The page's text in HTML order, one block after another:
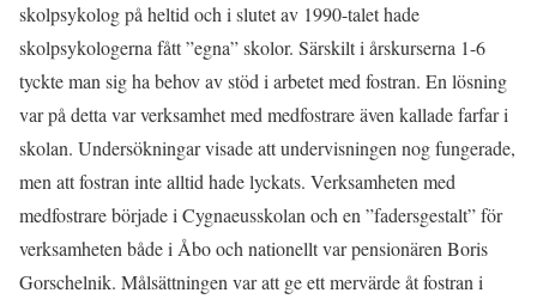
skolpsykolog på heltid och i slutet av 1990-talet hade
skolpsykologerna fått ”egna” skolor. Särskilt i årskurserna 1-6
tyckte man sig ha behov av stöd i arbetet med fostran. En lösning
var på detta var verksamhet med medfostrare även kallade farfar i
skolan. Undersökningar visade att undervisningen nog fungerade,
men att fostran inte alltid hade lyckats. Verksamheten med
medfostrare började i Cygnaeusskolan och en ”fadersgestalt” för
verksamheten både i Åbo och nationellt var pensionären Boris
Gorschelnik. Målsättningen var att ge ett mervärde åt fostran i